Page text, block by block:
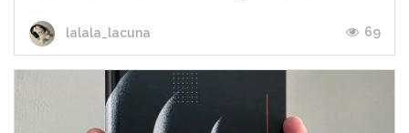
lalala_lacuna 69